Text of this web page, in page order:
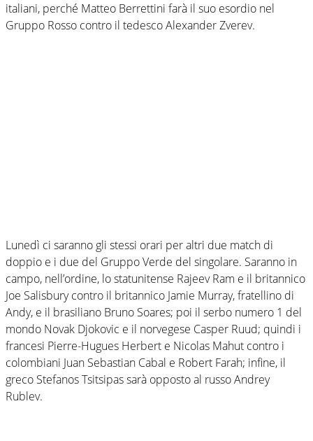
italiani, perché Matteo Berrettini farà il suo esordio nel
Gruppo Rosso contro il tedesco Alexander Zverev.
Lunedì ci saranno gli stessi orari per altri due match di
doppio e i due del Gruppo Verde del singolare. Saranno in
campo, nell’ordine, lo statunitense Rajeev Ram e il britannico
Joe Salisbury contro il britannico Jamie Murray, fratellino di
Andy, e il brasiliano Bruno Soares; poi il serbo numero 1 del
mondo Novak Djokovic e il norvegese Casper Ruud; quindi i
francesi Pierre-Hugues Herbert e Nicolas Mahut contro i
colombiani Juan Sebastian Cabal e Robert Farah; infine, il
greco Stefanos Tsitsipas sarà opposto al russo Andrey
Rublev.